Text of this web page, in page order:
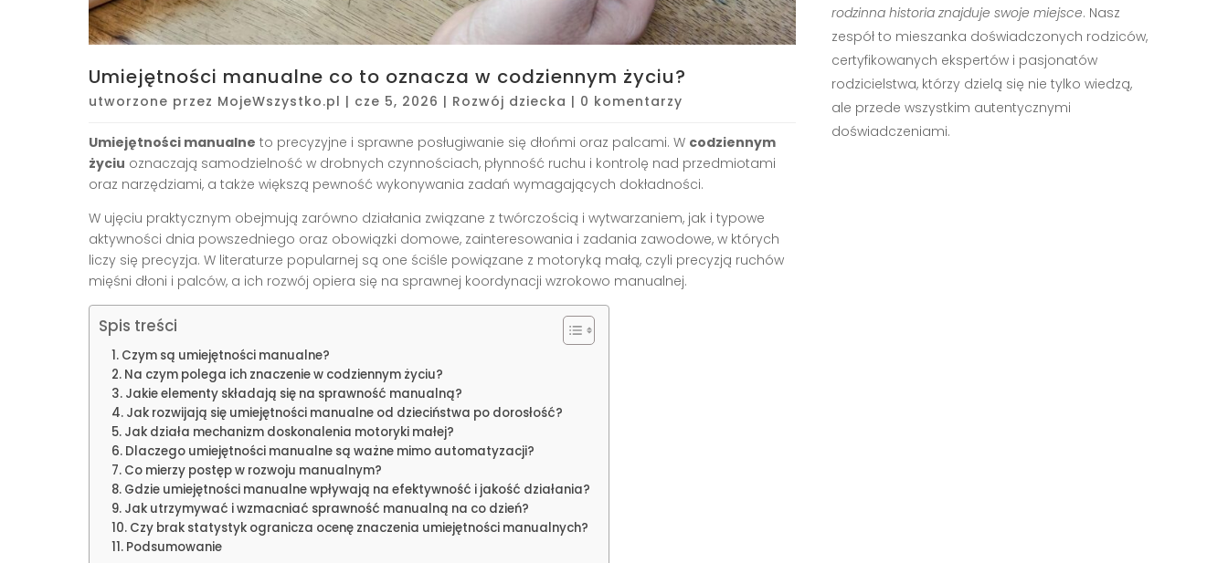
Umiejętności manualne co to oznacza w codziennym życiu?
utworzone przez MojeWszystko.pl | cze 5, 2026 | Rozwój dziecka | 0 komentarzy
Umiejętności manualne to precyzyjne i sprawne posługiwanie się dłońmi oraz palcami. W codziennym
życiu oznaczają samodzielność w drobnych czynnościach, płynność ruchu i kontrolę nad przedmiotami
oraz narzędziami, a także większą pewność wykonywania zadań wymagających dokładności.
W ujęciu praktycznym obejmują zarówno działania związane z twórczością i wytwarzaniem, jak i typowe
aktywności dnia powszedniego oraz obowiązki domowe, zainteresowania i zadania zawodowe, w których
liczy się precyzja. W literaturze popularnej są one ściśle powiązane z motoryką małą, czyli precyzją ruchów
mięśni dłoni i palców, a ich rozwój opiera się na sprawnej koordynacji wzrokowo manualnej.
Spis treści
Czym są umiejętności manualne?
Na czym polega ich znaczenie w codziennym życiu?
Jakie elementy składają się na sprawność manualną?
Jak rozwijają się umiejętności manualne od dzieciństwa po dorosłość?
Jak działa mechanizm doskonalenia motoryki małej?
Dlaczego umiejętności manualne są ważne mimo automatyzacji?
Co mierzy postęp w rozwoju manualnym?
Gdzie umiejętności manualne wpływają na efektywność i jakość działania?
Jak utrzymywać i wzmacniać sprawność manualną na co dzień?
Czy brak statystyk ogranicza ocenę znaczenia umiejętności manualnych?
Podsumowanie
rodzinna historia znajduje swoje miejsce. Nasz
zespół to mieszanka doświadczonych rodziców,
certyfikowanych ekspertów i pasjonatów
rodzicielstwa, którzy dzielą się nie tylko wiedzą,
ale przede wszystkim autentycznymi
doświadczeniami.